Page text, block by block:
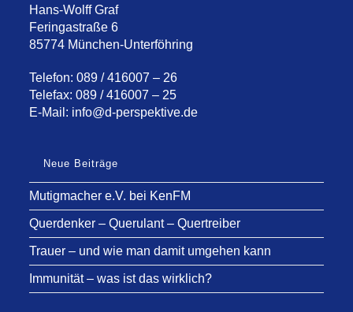
Hans-Wolff Graf
Feringastraße 6
85774 München-Unterföhring
Telefon: 089 / 416007 – 26
Telefax: 089 / 416007 – 25
E-Mail: info@d-perspektive.de
Neue Beiträge
Mutigmacher e.V. bei KenFM
Querdenker – Querulant – Quertreiber
Trauer – und wie man damit umgehen kann
Immunität – was ist das wirklich?